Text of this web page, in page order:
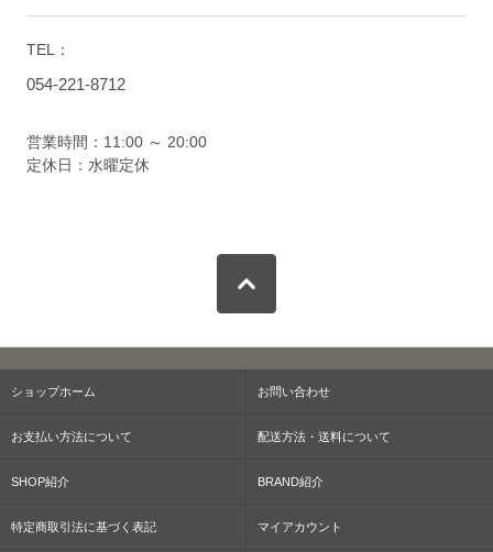
TEL：
054-221-8712
営業時間：11:00 ～ 20:00
定休日：水曜定休
ショップホーム お問い合わせ
お支払い方法について 配送方法・送料について
SHOP紹介 BRAND紹介
特定商取引法に基づく表記 マイアカウント